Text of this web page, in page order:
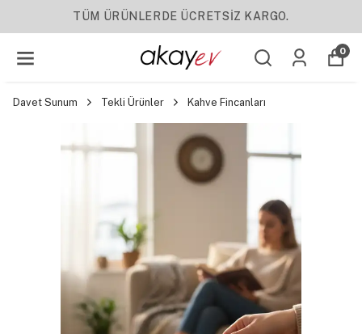
ÜCRETSİZ KARGO.
0
Davet Sunum Tekli Ürünler Kahve Fincanları